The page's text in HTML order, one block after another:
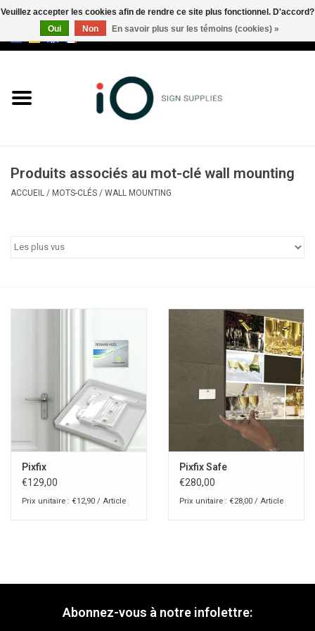
Marques
Appelez-nous au +32 3 353 67
Produits associés au mot-clé wall mounting
ACCUEIL / MOTS-CLÉS / WALL MOUNTING
Pixfix
€129,00
Prix unitaire : €12,90 / Article
Pixfix Safe
€280,00
Prix unitaire : €28,00 / Article
Abonnez-vous à notre infolettre:
Veuillez accepter les cookies afin de rendre ce site plus fonctionnel. D'accord?
Oui
Non En savoir plus sur les témoins (cookies) »